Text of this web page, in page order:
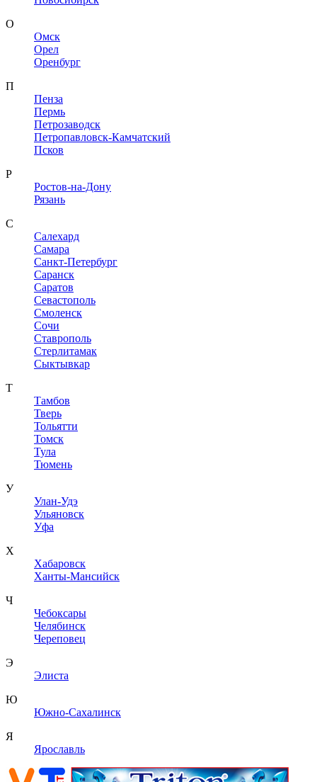
О
Омск
Орел
Оренбург
П
Пенза
Пермь
Петрозаводск
Петропавловск-Камчатский
Псков
Р
Ростов-на-Дону
Рязань
С
Салехард
Самара
Санкт-Петербург
Саранск
Саратов
Севастополь
Смоленск
Сочи
Ставрополь
Стерлитамак
Сыктывкар
Т
Тамбов
Тверь
Тольятти
Томск
Тула
Тюмень
У
Улан-Удэ
Ульяновск
Уфа
Х
Хабаровск
Ханты-Мансийск
Ч
Чебоксары
Челябинск
Череповец
Э
Элиста
Ю
Южно-Сахалинск
Я
Ярославль